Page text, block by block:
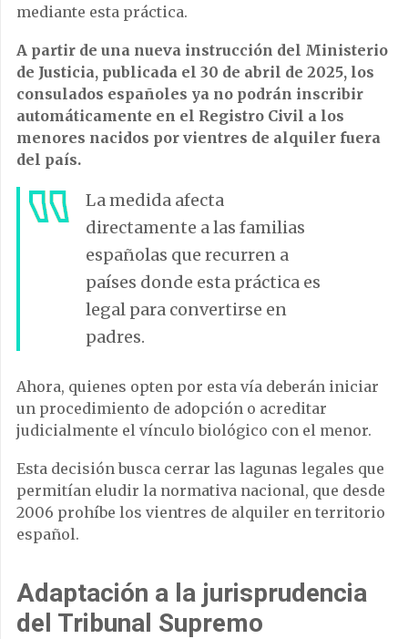
mediante esta práctica.
A partir de una nueva instrucción del Ministerio
de Justicia, publicada el 30 de abril de 2025, los
consulados españoles ya no podrán inscribir
automáticamente en el Registro Civil a los
menores nacidos por vientres de alquiler fuera
del país.
La medida afecta
directamente a las familias
españolas que recurren a
países donde esta práctica es
legal para convertirse en
padres.
Ahora, quienes opten por esta vía deberán iniciar
un procedimiento de adopción o acreditar
judicialmente el vínculo biológico con el menor.
Esta decisión busca cerrar las lagunas legales que
permitían eludir la normativa nacional, que desde
2006 prohíbe los vientres de alquiler en territorio
español.
Adaptación a la jurisprudencia
del Tribunal Supremo